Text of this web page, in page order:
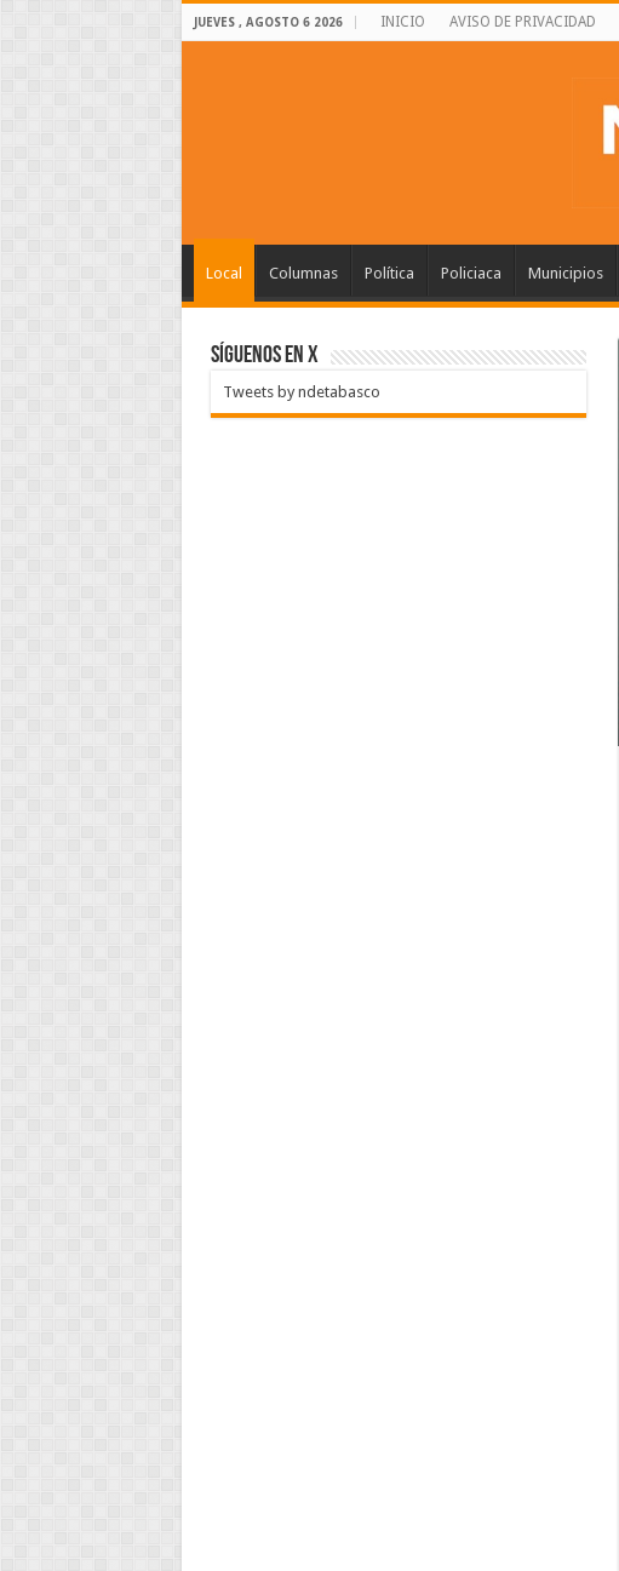
JUEVES , AGOSTO 6 2026 INICIO AVISO DE PRIVACIDAD
Local Columnas Política Policiaca Municipios
SÍGUENOS EN X
Tweets by ndetabasco